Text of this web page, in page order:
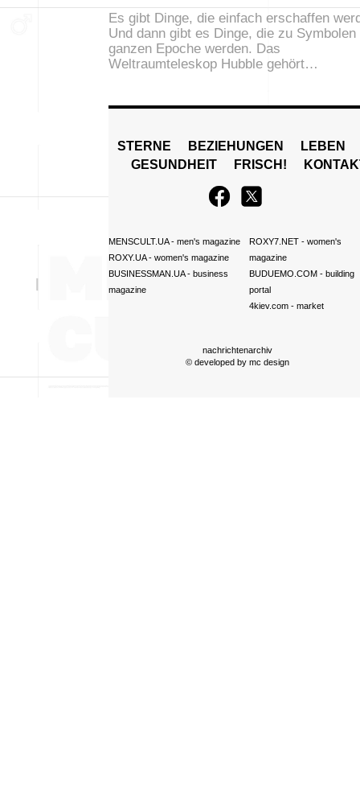
Es gibt Dinge, die einfach erschaffen
Und dann gibt es Dinge, die zu Symbolen
ganzen Epoche werden. Das
Weltraumteleskop Hubble gehört…
STERNE BEZIEHUNGEN
LEBEN
GESUNDHEIT
FRISCH!
MENSCULT.UA- men's magazine
ROXY.UA- women's magazine
BUSINESSMAN.UA- business
magazine
ROXY7.NET- women's
magazine
BUDUEMO.COM- building
portal
4kiev.com- market
nachrichtenarchiv
© developed by mc design